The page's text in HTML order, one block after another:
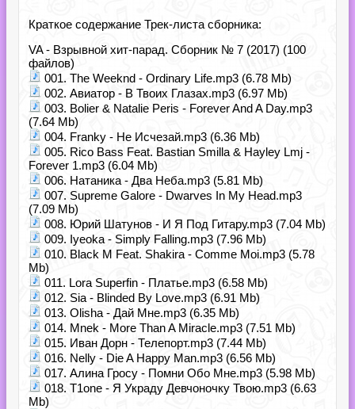
Краткое содержание Трек-листа сборника:
VA - Взрывной хит-парад. Сборник № 7 (2017) (100
файлов)
001. The Weeknd - Ordinary Life.mp3 (6.78 Mb)
002. Авиатор - В Твоих Глазах.mp3 (6.97 Mb)
003. Bolier & Natalie Peris - Forever And A Day.mp3
(7.64 Mb)
004. Franky - Не Исчезай.mp3 (6.36 Mb)
005. Rico Bass Feat. Bastian Smilla & Hayley Lmj -
Forever 1.mp3 (6.04 Mb)
006. Натаника - Два Неба.mp3 (5.81 Mb)
007. Supreme Galore - Dwarves In My Head.mp3
(7.09 Mb)
008. Юрий Шатунов - И Я Под Гитару.mp3 (7.04 Mb)
009. Iyeoka - Simply Falling.mp3 (7.96 Mb)
010. Black M Feat. Shakira - Comme Moi.mp3 (5.78
Mb)
011. Lora Superfin - Платье.mp3 (6.58 Mb)
012. Sia - Blinded By Love.mp3 (6.91 Mb)
013. Olisha - Дай Мне.mp3 (6.35 Mb)
014. Mnek - More Than A Miracle.mp3 (7.51 Mb)
015. Иван Дорн - Телепорт.mp3 (7.44 Mb)
016. Nelly - Die A Happy Man.mp3 (6.56 Mb)
017. Алина Гросу - Помни Обо Мне.mp3 (5.98 Mb)
018. T1one - Я Украду Девчоночку Твою.mp3 (6.63
Mb)